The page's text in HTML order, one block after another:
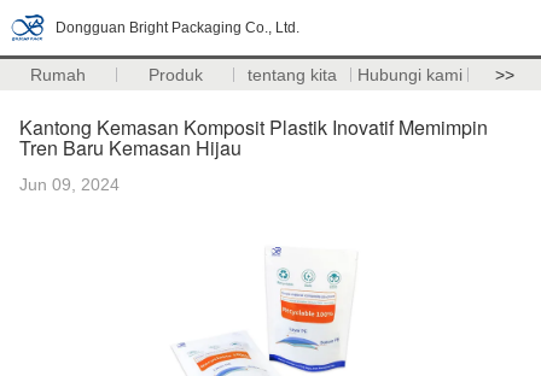
Dongguan Bright Packaging Co., Ltd.
Rumah Produk tentang kita Hubungi kami >>
Kantong Kemasan Komposit Plastik Inovatif Memimpin
Tren Baru Kemasan Hijau
Jun 09, 2024